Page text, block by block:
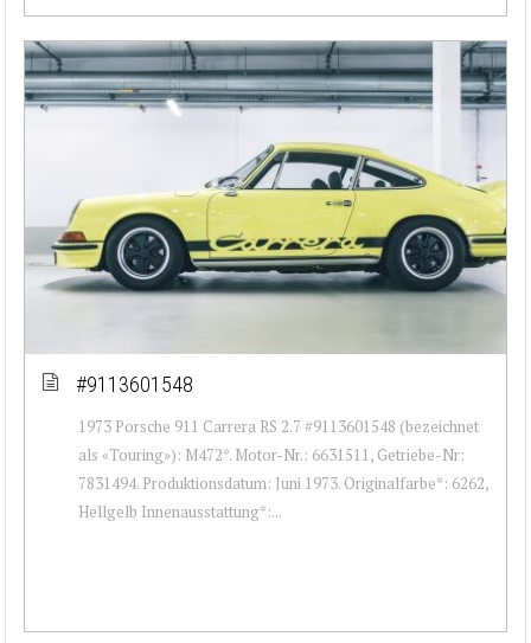
#9113601548
1973 Porsche 911 Carrera RS 2.7 #9113601548 (bezeichnet
als «Touring»): M472*. Motor-Nr.: 6631511, Getriebe-Nr:
7831494. Produktionsdatum: Juni 1973. Originalfarbe*: 6262,
Hellgelb Innenausstattung*:...